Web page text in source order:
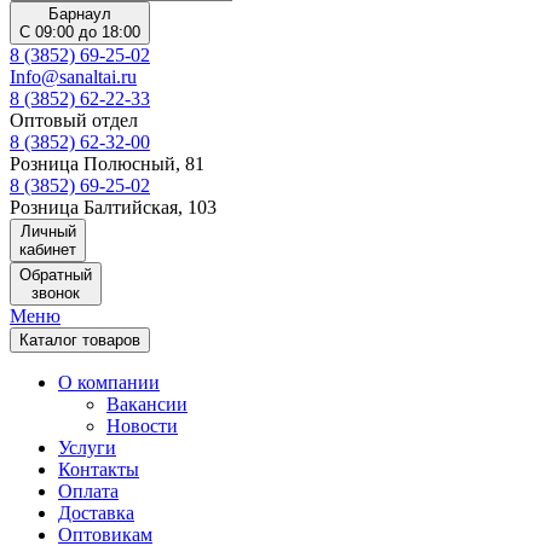
Барнаул
С 09:00 до 18:00
8 (3852) 69-25-02
Info@sanaltai.ru
8 (3852) 62-22-33
Оптовый отдел
8 (3852) 62-32-00
Розница Полюсный, 81
8 (3852) 69-25-02
Розница Балтийская, 103
Личный
кабинет
Обратный
звонок
Меню
Каталог товаров
О компании
Вакансии
Новости
Услуги
Контакты
Оплата
Доставка
Оптовикам